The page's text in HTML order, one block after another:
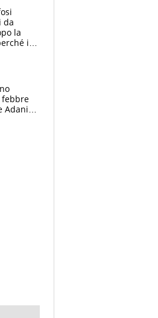
da
la
i
febbre
Adani